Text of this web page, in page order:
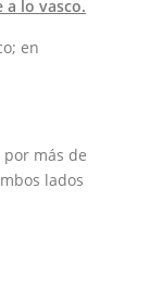
a lo vasco.
en
más de
lados